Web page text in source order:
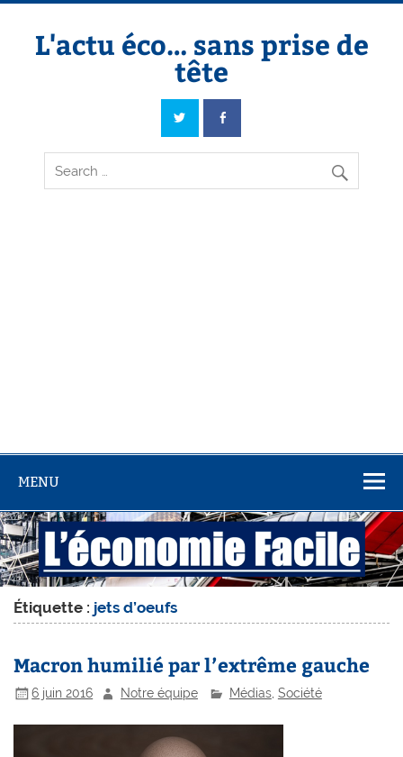
Skip
contentL'actu éco… sans prise de
tête
L'actu éco… sans prise de tête
MENU
Étiquette : jets d’oeufs
Macron humilié par l’extrême gauche
6 juin 2016 Notre équipe Médias, Société